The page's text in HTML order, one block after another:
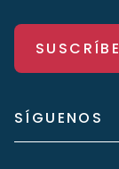
SÍGUENOS